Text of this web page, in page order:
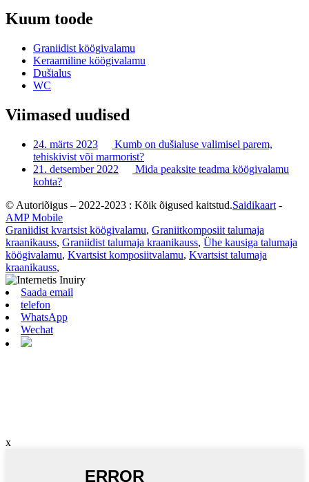
Kuum toode
Graniidist köögivalamu
Keraamiline köögivalamu
Dušialus
WC
Viimased uudised
24. märts 2023
Kumb on dušialuse valimisel parem,
tehiskivist või marmorist?
21. detsember 2022
Mida peaksite teadma köögivalamu
kohta?
© Autoriõigus – 2022-2023 : Kõik õigused kaitstud.Saidikaart -
AMP Mobile
Graniidist kvartsist köögivalamu, Graniitkomposiit talumaja
kraanikauss, Graniidist talumaja kraanikauss, Ühe kausiga talumaja
köögivalamu, Kvartsist komposiitvalamu, Kvartsist talumaja
kraanikauss,
Saada email
telefon
WhatsApp
Wechat
x